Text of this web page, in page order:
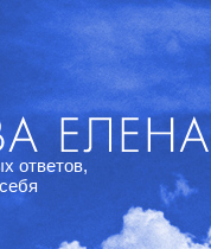
ответов,